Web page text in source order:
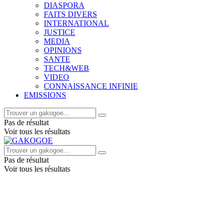
DIASPORA
FAITS DIVERS
INTERNATIONAL
JUSTICE
MEDIA
OPINIONS
SANTE
TECH&WEB
VIDEO
CONNAISSANCE INFINIE
EMISSIONS
Pas de résultat
Voir tous les résultats
Pas de résultat
Voir tous les résultats